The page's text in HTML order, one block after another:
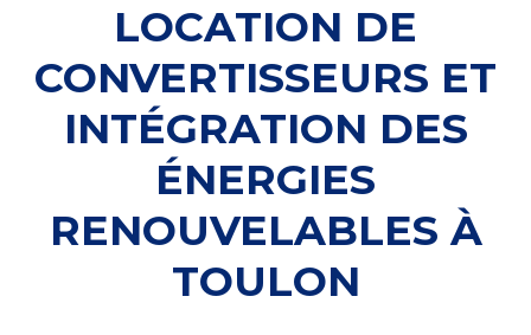
LOCATION DE
CONVERTISSEURS ET
INTÉGRATION DES
ÉNERGIES
RENOUVELABLES À
TOULON